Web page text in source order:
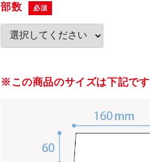
部数 必須
※この商品のサイズは下記です